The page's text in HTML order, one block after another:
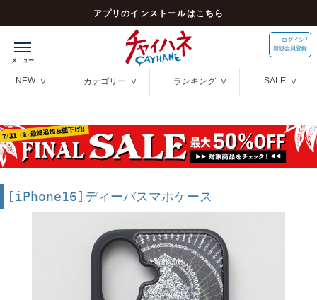
アプリのインストールはこちら
ログイン /
新規会員登録
NEW カテゴリー ランキング SALE
[iPhone16]ディーバスマホケース